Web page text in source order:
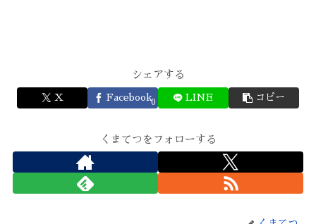
シェアする
X Facebook0 LINE コピー
くまてつをフォローする